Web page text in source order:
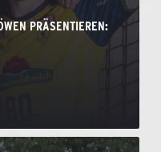
PRÄSENTIEREN: